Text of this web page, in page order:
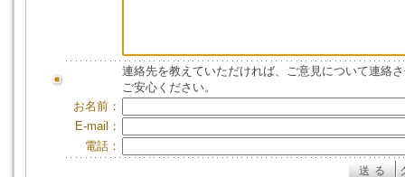
連絡先を教えていただければ、ご意見について連絡
ご安心ください。
お名前：
E-mail：
電話：